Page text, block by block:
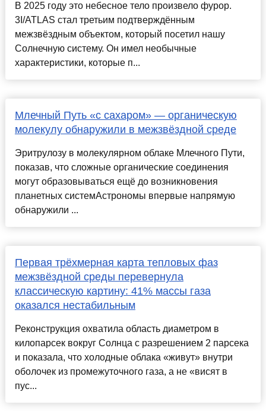
В 2025 году это небесное тело произвело фурор.
3I/ATLAS стал третьим подтверждённым
межзвёздным объектом, который посетил нашу
Солнечную систему. Он имел необычные
характеристики, которые п...
Млечный Путь «с сахаром» — органическую
молекулу обнаружили в межзвёздной среде
Эритрулозу в молекулярном облаке Млечного Пути,
показав, что сложные органические соединения
могут образовываться ещё до возникновения
планетных системАстрономы впервые напрямую
обнаружили ...
Первая трёхмерная карта тепловых фаз
межзвёздной среды перевернула
классическую картину: 41% массы газа
оказался нестабильным
Реконструкция охватила область диаметром в
килопарсек вокруг Солнца с разрешением 2 парсека
и показала, что холодные облака «живут» внутри
оболочек из промежуточного газа, а не «висят в
пус...